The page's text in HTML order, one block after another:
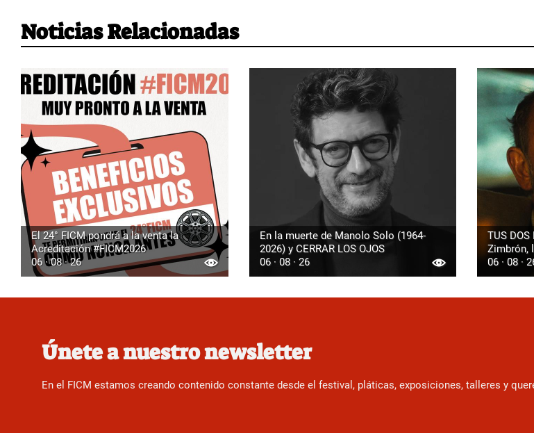
Noticias Relacionadas
El 24° FICM pondrá a la venta la
Acreditación #FICM2026
06 · 08 · 26
En la muerte de Manolo Solo (1964-
2026) y CERRAR LOS OJOS
06 · 08 · 26
TUS
Zimbrón,
06 · 08 ·
Únete a nuestro newsletter
En el FICM estamos creando contenido constante desde el festival, pláticas, exposiciones, talleres y